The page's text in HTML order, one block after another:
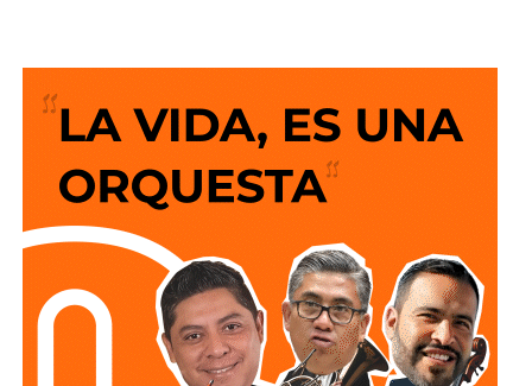
ser cuestionada sobre el caso.
García Cázares planteó que el eje de la revisión será
determinar la conducta de los elementos en ese punto:
qué acción realizaban y por qué se detuvieron ahí.
Adelantó que el resultado de las diligencias definirá si
hubo alguna irregularidad.
Al momento de la entrevista, la fiscal no había tenido
Juan Antonio Villa Gutiérrez